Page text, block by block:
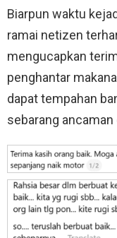
Biarpun waktu
ramai netizen
mengucapkan
penghantar
dapat tempahan
sebarang ancaman